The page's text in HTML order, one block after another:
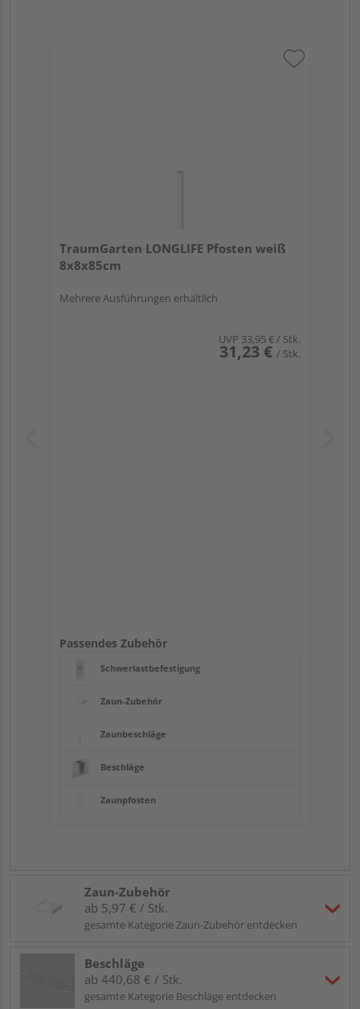
TraumGarten LONGLIFE Pfosten weiß
8x8x85cm
Mehrere Ausführungen erhältlich
UVP 33,95 €/ Stk.
31,23 € / Stk.
Passendes Zubehör
Schwerlastbefestigung
Zaun-Zubehör
Zaunbeschläge
Beschläge
Zaunpfosten
Zaun-Zubehör
ab 5,97 € / Stk.
gesamte Kategorie Zaun-Zubehör entdecken
Beschläge
ab 440,68 € / Stk.
gesamte Kategorie Beschläge entdecken